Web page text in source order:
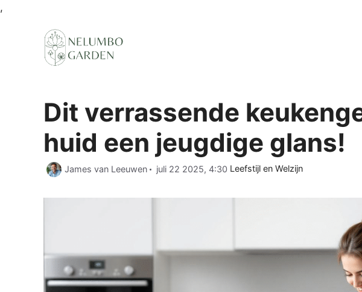
,
Dit verrassende
huid een jeugdige glans!
James van Leeuwen juli 22 2025, 4:30 Categorieën
Leefstijl en Welzijn